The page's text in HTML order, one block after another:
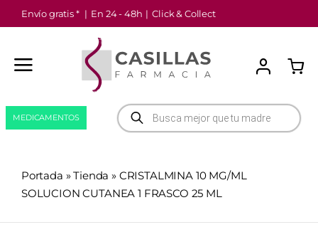
Saltar
al
Envío gratis * | En 24 - 48h | Click & Collect
Búsqueda
de
productos
MEDICAMENTOS
Portada »Tienda » CRISTALMINA 10 MG/ML
SOLUCION CUTANEA 1 FRASCO 25 ML